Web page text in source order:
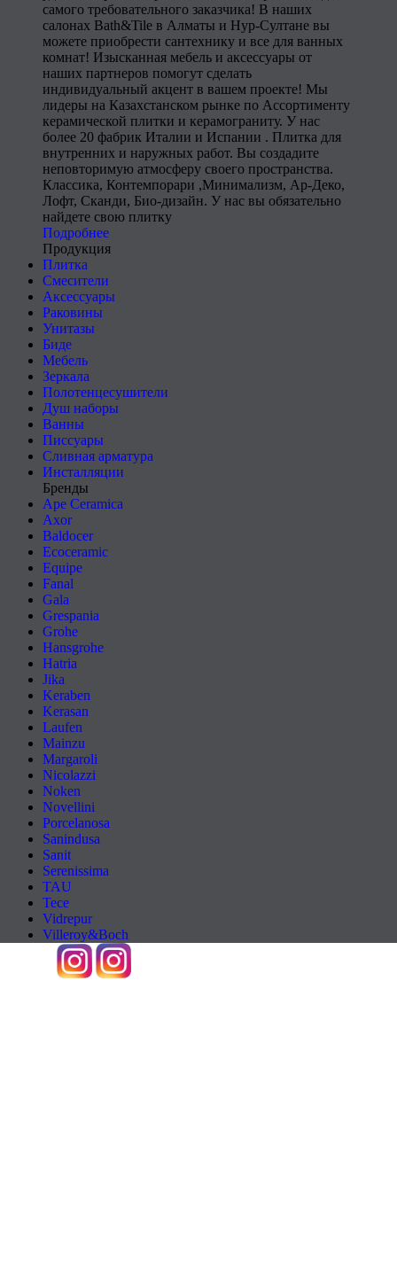
самого требовательного заказчика! В наших
салонах Bath&Tile в Алматы и Нур-Султане вы
можете приобрести сантехнику и все для ванных
комнат! Изысканная мебель и аксессуары от
наших партнеров помогут сделать
индивидуальный акцент в вашем проекте! Мы
лидеры на Казахстанском рынке по Ассортименту
керамической плитки и керамограниту. У нас
более 20 фабрик Италии и Испании . Плитка для
внутренних и наружных работ. Вы создадите
неповторимую атмосферу своего пространства.
Классика, Контемпорари ,Минимализм, Ар-Деко,
Лофт, Сканди, Био-дизайн. У нас вы обязательно
найдете свою плитку
Подробнее
Продукция
Плитка
Смесители
Аксессуары
Раковины
Унитазы
Биде
Мебель
Зеркала
Полотенцесушители
Душ наборы
Ванны
Писсуары
Сливная арматура
Инсталляции
Бренды
Ape Ceramica
Axor
Baldocer
Ecoceramic
Equipe
Fanal
Gala
Grespania
Grohe
Hansgrohe
Hatria
Jika
Keraben
Kerasan
Laufen
Mainzu
Margaroli
Nicolazzi
Noken
Novellini
Porcelanosa
Sanindusa
Sanit
Serenissima
TAU
Tece
Vidrepur
Villeroy&Boch